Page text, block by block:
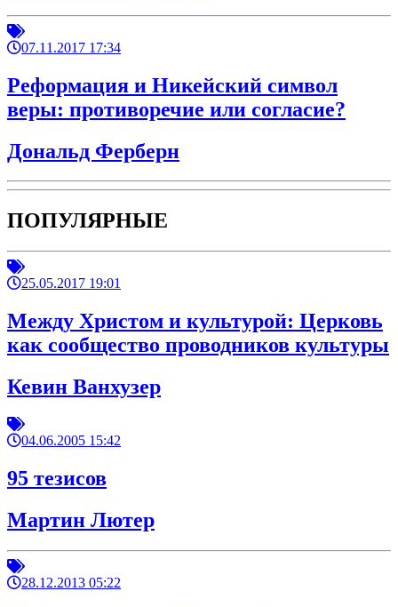
07.11.2017 17:34
Реформация и Никейский символ
веры: противоречие или согласие?
Дональд Ферберн
ПОПУЛЯРНЫЕ
25.05.2017 19:01
Между Христом и культурой: Церковь
как сообщество проводников культуры
Кевин Ванхузер
04.06.2005 15:42
95 тезисов
Мартин Лютер
28.12.2013 05:22